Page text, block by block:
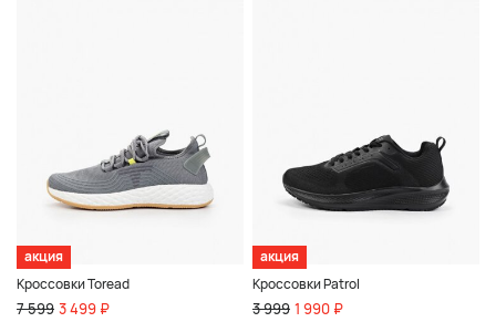
акция
Кроссовки Toread
7 599 3 499 ₽
акция
Кроссовки Patrol
3 999 1 990 ₽